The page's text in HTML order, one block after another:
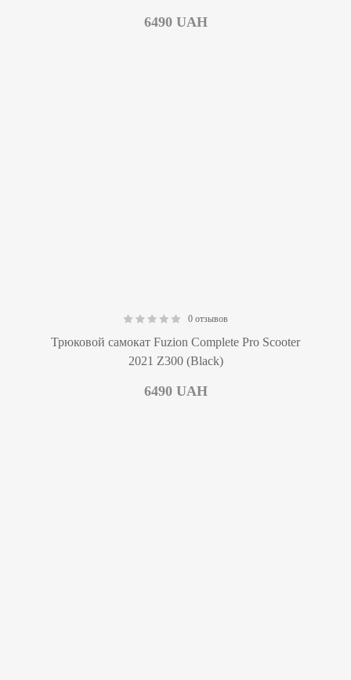
6490 UAH
0 отзывов
Трюковой самокат Fuzion Complete Pro Scooter
2021 Z300 (Black)
6490 UAH